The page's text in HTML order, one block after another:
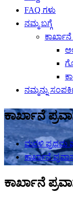
FAQ ಗಳು
ನಮ್ಮ ಬಗ್ಗೆ
ಕಾರ್ಖಾನೆ
ನಮ್ಮನ್ನು
ಕಾರ್ಖಾನೆ
ಮರಳಿ ಪ್ರಥಮ
ಕಾರ್ಖಾನೆ
ಕಾರ್ಖಾನೆ